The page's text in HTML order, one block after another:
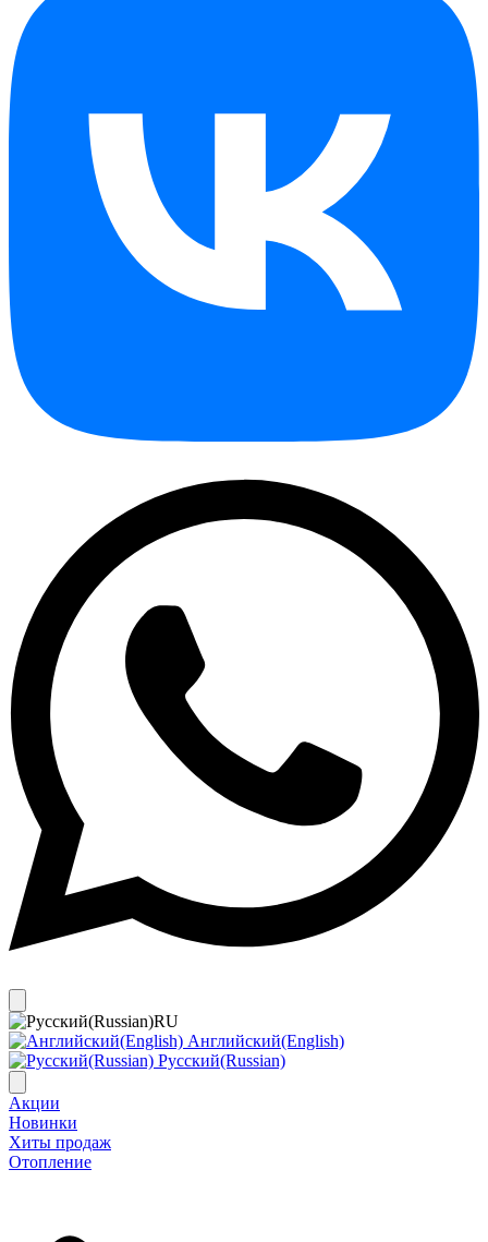
RU
Английский(English)
Русский(Russian)
Акции
Новинки
Хиты продаж
Отопление